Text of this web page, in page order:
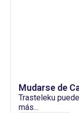
Mudarse de
Trasteleku
más...